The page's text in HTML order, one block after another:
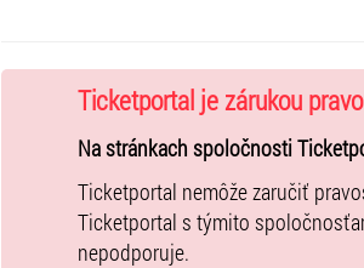
19.11.2016 o 20:00h. Klub Kolečko, Žilina
Vystúpia: Jano Gordulič, Tomáš Hudák,
28.11.2016 o 19:00h. CK Junior, Levice
Na poľovníckych združení Vás budú loviť:
Ticketportal je zárukou
Na stránkach spoločnosti
Ticketportal nemôže zaručiť
Ticketportal s týmito
nepodporuje.